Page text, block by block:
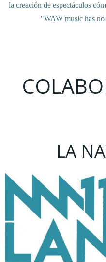
la creación de espectáculos
"WAW music has
LA